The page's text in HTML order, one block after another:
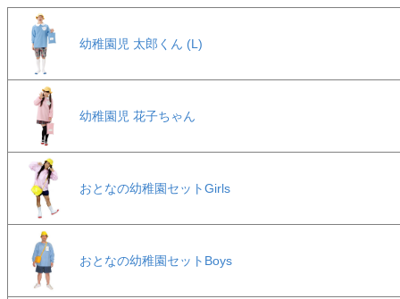
幼稚園児 太郎くん (L)
幼稚園児 花子ちゃん
おとなの幼稚園セットGirls
おとなの幼稚園セットBoys